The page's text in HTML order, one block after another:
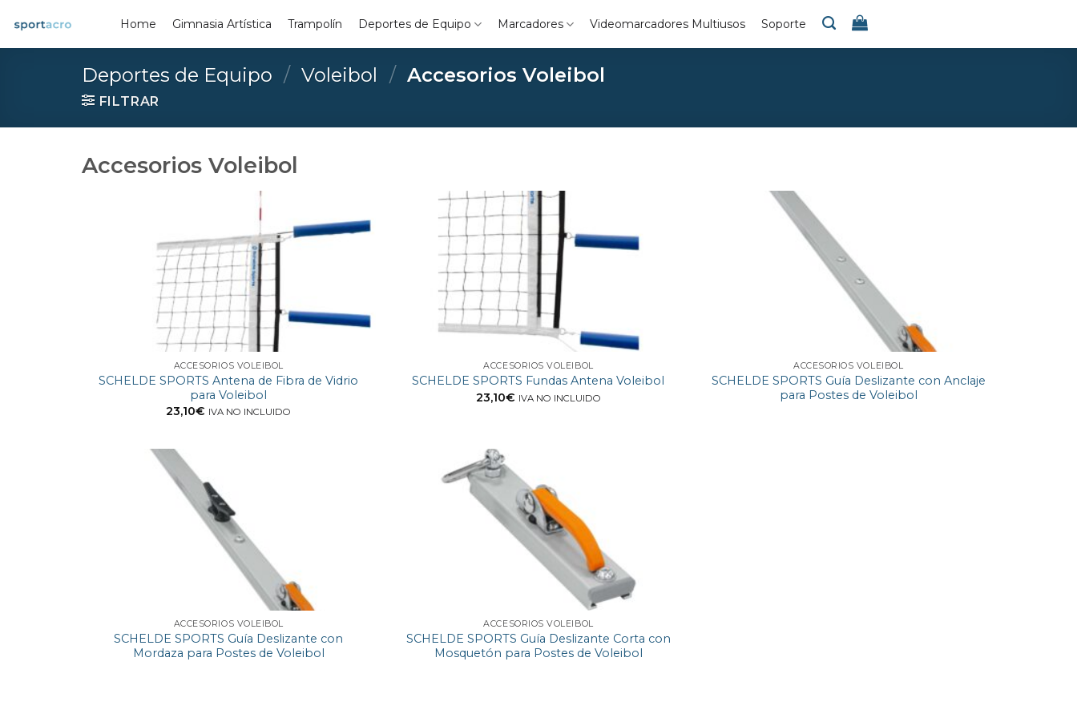
contenido
Home Gimnasia Artística Trampolín Deportes de Equipo Marcadores Videomarcadores Multiusos Soporte
Deportes de Equipo / Voleibol / Accesorios Voleibol
FILTRAR
Accesorios Voleibol
ACCESORIOS VOLEIBOL
SCHELDE SPORTS Antena de Fibra de Vidrio
para Voleibol
23,10€ IVA NO INCLUIDO
ACCESORIOS VOLEIBOL
SCHELDE SPORTS Fundas Antena Voleibol
23,10€ IVA NO INCLUIDO
ACCESORIOS VOLEIBOL
SCHELDE SPORTS Guía Deslizante con Anclaje
para Postes de Voleibol
ACCESORIOS VOLEIBOL
SCHELDE SPORTS Guía Deslizante con
Mordaza para Postes de Voleibol
ACCESORIOS VOLEIBOL
SCHELDE SPORTS Guía Deslizante Corta con
Mosquetón para Postes de Voleibol